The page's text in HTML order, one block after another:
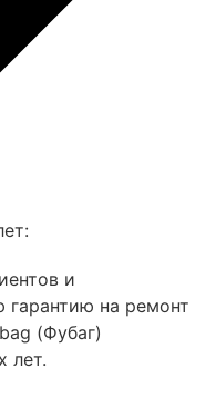
и
гарантию на ремонт
(Фубаг)
лет.